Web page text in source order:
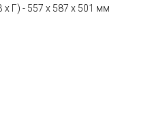
Г) - 557 x 587 x 501 мм